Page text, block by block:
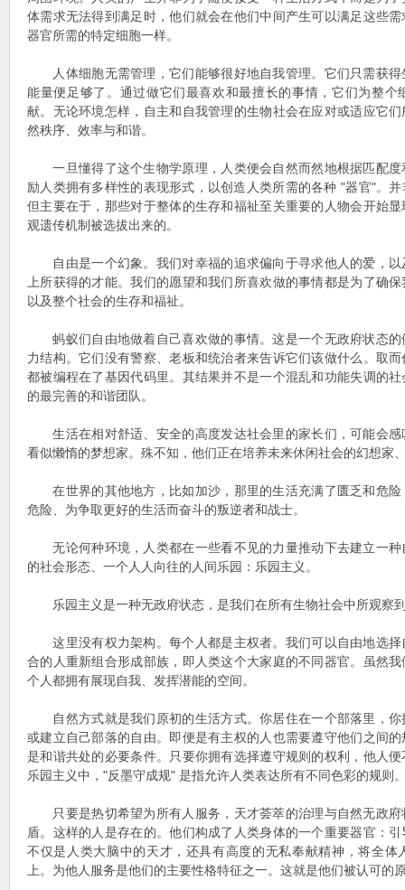
体需求无法得到满足时，他们就会在他们中间产生可以满足这些
器官所需的特定细胞一样。
人体细胞无需管理，它们能够很好地自我管理。它们只需获得
能量便足够了。通过做它们最喜欢和最擅长的事情，它们为整个
献。无论环境怎样，自主和自我管理的生物社会在应对或适应它
然秩序、效率与和谐。
一旦懂得了这个生物学原理，人类便会自然而然地根据匹配度
励人类拥有多样性的表现形式，以创造人类所需的各种 "器官"。
但主要在于，那些对于整体的生存和福祉至关重要的人物会开始
观遗传机制被选拔出来的。
自由是一个幻象。我们对幸福的追求偏向于寻求他人的爱，以
上所获得的才能。我们的愿望和我们所喜欢做的事情都是为了确
以及整个社会的生存和福祉。
蚂蚁们自由地做着自己喜欢做的事情。这是一个无政府状态的
力结构。它们没有警察、老板和统治者来告诉它们该做什么。取
都被编程在了基因代码里。其结果并不是一个混乱和功能失调的
的最完善的和谐团队。
生活在相对舒适、安全的高度发达社会里的家长们，可能会感
看似懒惰的梦想家。殊不知，他们正在培养未来休闲社会的幻想家
在世界的其他地方，比如加沙，那里的生活充满了匮乏和危险
危险、为争取更好的生活而奋斗的叛逆者和战士。
无论何种环境，人类都在一些看不见的力量推动下去建立一种
的社会形态、一个人人向往的人间乐园：乐园主义。
乐园主义是一种无政府状态，是我们在所有生物社会中所观察
这里没有权力架构。每个人都是主权者。我们可以自由地选择
合的人重新组合形成部族，即人类这个大家庭的不同器官。虽然
个人都拥有展现自我、发挥潜能的空间。
自然方式就是我们原初的生活方式。你居住在一个部落里，你
或建立自己部落的自由。即便是有主权的人也需要遵守他们之间
是和谐共处的必要条件。只要你拥有选择遵守规则的权利，他人
乐园主义中，"反墨守成规" 是指允许人类表达所有不同色彩的规则
只要是热切希望为所有人服务，天才荟萃的治理与自然无政府
盾。这样的人是存在的。他们构成了人类身体的一个重要器官：
不仅是人类大脑中的天才，还具有高度的无私奉献精神，将全体
上。为他人服务是他们的主要性格特征之一。这就是他们被认可的